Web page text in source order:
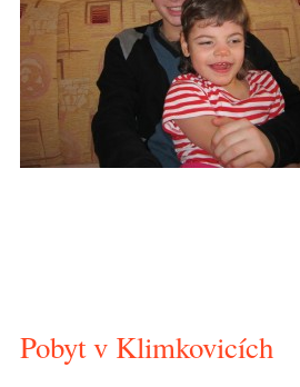
Pobyt v Klimkovicích